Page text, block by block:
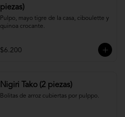
piezas)
Pulpo, mayo tigre de la casa, ciboulette y
quinoa crocante.
$6.200
Nigiri Tako (2 piezas)
Bolitas de arroz cubiertas por pulppo.